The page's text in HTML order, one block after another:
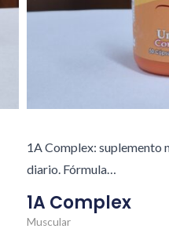
1A Complex: suplemento
diario. Fórmula…
1A Complex
Muscular